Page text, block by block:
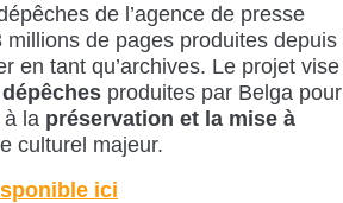
de l’agence de presse
de pages produites depuis
en tant qu’archives. Le projet vise
produites par Belga pour
la préservation et la mise à
culturel majeur.
ici